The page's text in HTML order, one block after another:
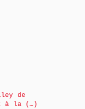
de
à la (…)